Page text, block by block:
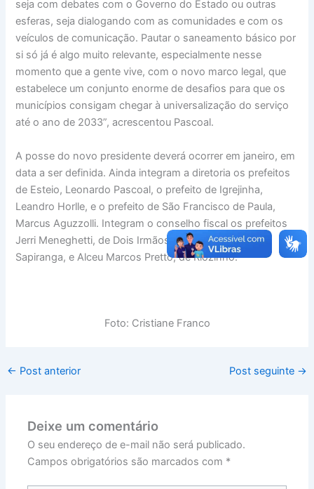
seja com debates com o Governo do Estado ou outras
esferas, seja dialogando com as comunidades e com os
veículos de comunicação. Pautar o saneamento básico por
si só já é algo muito relevante, especialmente nesse
momento que a gente vive, com o novo marco legal, que
estabelece um conjunto enorme de desafios para que os
municípios consigam chegar à universalização do serviço
até o ano de 2033”, acrescentou Pascoal.
A posse do novo presidente deverá ocorrer em janeiro, em
data a ser definida. Ainda integram a diretoria os prefeitos
de Esteio, Leonardo Pascoal, o prefeito de Igrejinha,
Leandro Horlle, e o prefeito de São Francisco de Paula,
Marcus Aguzzolli. Integram o conselho fiscal os prefeitos
Jerri Meneghetti, de Dois Irmãos, Carina Nath, de
Sapiranga, e Alceu Marcos Pretto, de Riozinho.
Foto: Cristiane Franco
← Post anterior Post seguinte →
Deixe um comentário
O seu endereço de e-mail não será publicado.
Campos obrigatórios são marcados com *